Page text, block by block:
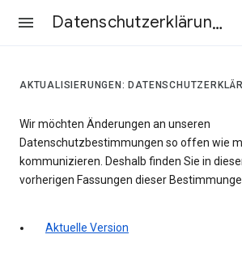
Datenschutzerklärung & Nutzungsbedingungen
AKTUALISIERUNGEN:
Wir möchten Änderungen an unseren
Datenschutzbestimmungen so offen wie
kommunizieren. Deshalb finden Sie in
vorherigen Fassungen dieser
Aktuelle Version